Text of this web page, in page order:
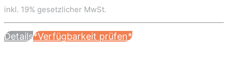
inkl. 19% gesetzlicher MwSt.
Details*Verfügbarkeit prüfen*